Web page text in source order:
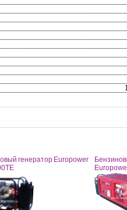
генератор Europower